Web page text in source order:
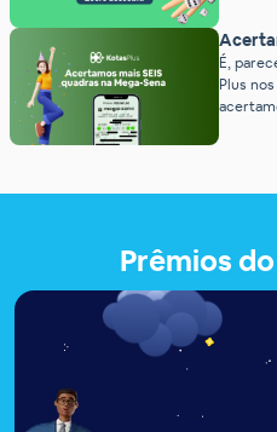
para
2823
É,
Plus
Prêmios